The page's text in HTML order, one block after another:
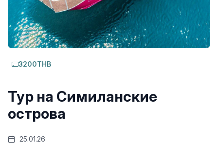
3200THB
Тур на Симиланские
острова
25.01.26